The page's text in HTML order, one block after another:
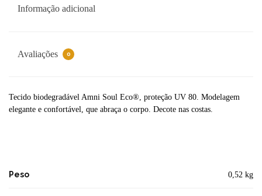
Informação adicional
Avaliações 0
Tecido biodegradável Amni Soul Eco®, proteção UV 80. Modelagem
elegante e confortável, que abraça o corpo. Decote nas costas.
Peso 0,52 kg